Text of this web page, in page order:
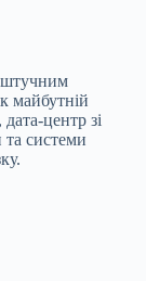
штучним
майбутній
центр зі
та системи